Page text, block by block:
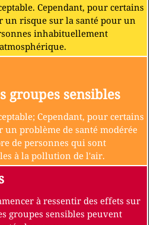
Cependant, pour certains
un risque sur la santé pour un
inhabituellement
groupes sensibles
Cependant, pour certains
problème de santé modérée
de personnes qui sont
à la pollution de l'air.
à ressentir des effets sur
groupes sensibles peuvent